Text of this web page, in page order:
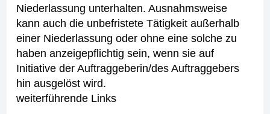
Niederlassung unterhalten. Ausnahmsweise
kann auch die unbefristete Tätigkeit außerhalb
einer Niederlassung oder ohne eine solche zu
haben anzeigepflichtig sein, wenn sie auf
Initiative der Auftraggeberin/des Auftraggebers
hin ausgelöst wird.
weiterführende Links